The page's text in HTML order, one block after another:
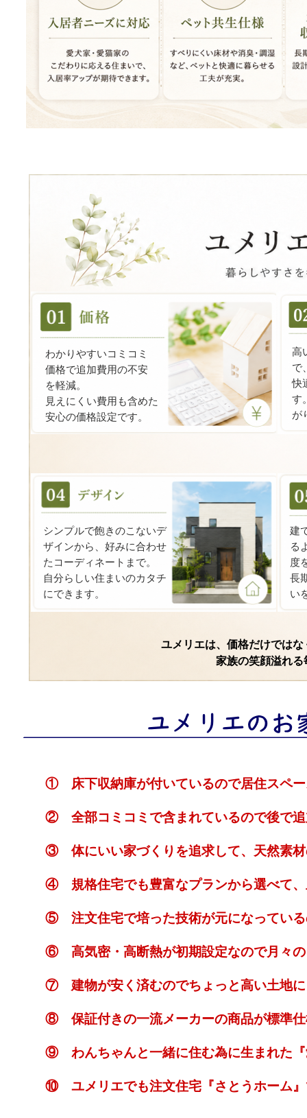
わかりやすいコミコミ
価格で追加費用の不安
を軽減。
見えにくい費用も含めた
安心の価格設定です。
高
で
快
す
が
シンプルで飽きのこないデ
ザインから、好みに合わせ
たコーディネートまで。
自分らしい住まいのカタチ
にできます。
建
る
度
長
い
ユメリエは、価格だけでは
家族の笑顔溢れ
① 床下収納庫が付いているので居住スペー
② 全部コミコミで含まれているので後で
③ 体にいい家づくりを追求して、天然素材
④ 規格住宅でも豊富なプランから選べて、
⑤ 注文住宅で培った技術が元になっている
⑥ 高気密・高断熱が初期設定なので月々の
⑦ 建物が安く済むのでちょっと高い土地に
⑧ 保証付きの一流メーカーの商品が標準仕
⑨ わんちゃんと一緒に住む為に生まれた『
⑩ ユメリエでも注文住宅『さとうホーム』